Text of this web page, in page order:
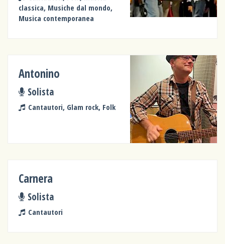
classica, Musiche dal mondo,
Musica contemporanea
Antonino
Solista
Cantautori, Glam rock, Folk
Carnera
Solista
Cantautori